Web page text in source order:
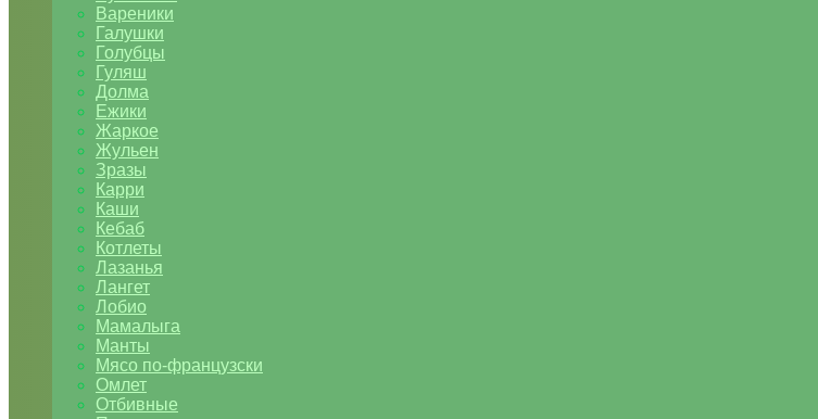
Вареники
Галушки
Голубцы
Гуляш
Долма
Ежики
Жаркое
Жульен
Зразы
Карри
Каши
Кебаб
Котлеты
Лазанья
Лангет
Лобио
Мамалыга
Манты
Мясо по-французски
Омлет
Отбивные